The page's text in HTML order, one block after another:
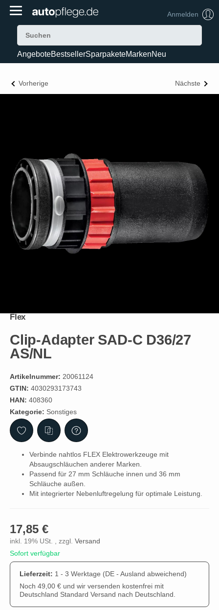
Anmelden
AngeboteBestsellerSparpaketeMarkenNeu
Vorherige Nächste
Flex
Clip-Adapter SAD-C D36/27
AS/NL
Artikelnummer: 20061124
GTIN: 4030293173743
HAN: 408360
Kategorie: Sonstiges
Verbinde nahtlos FLEX Elektrowerkzeuge mit
Absaugschläuchen anderer Marken.
Passend für 27 mm Schläuche innen und 36 mm
Schläuche außen.
Mit integrierter Nebenluftregelung für optimale Leistung.
17,85 €
inkl. 19% USt. , zzgl. Versand
Sofort verfügbar
Lieferzeit: 1 - 3 Werktage (DE - Ausland abweichend)
Noch 49,00 € und wir versenden kostenfrei mit
Deutschland Standard Versand nach Deutschland.